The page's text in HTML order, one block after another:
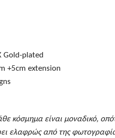
Gold-plated
+5cm extension
κόσμημα είναι μοναδικό,
ελαφρώς από της